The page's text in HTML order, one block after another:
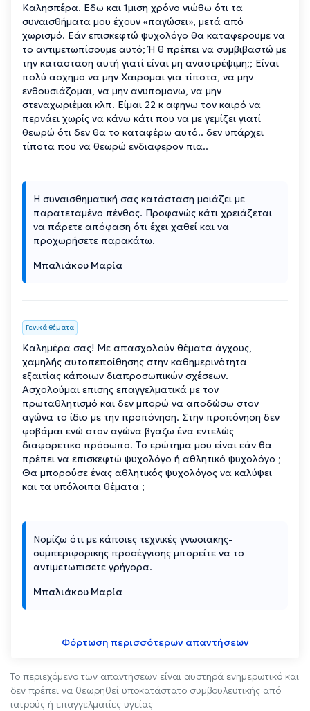
Καλησπέρα. Εδω και 1μιση χρόνο νιώθω ότι τα
συναισθήματα μου έχουν «παγώσει», μετά από
χωρισμό. Εάν επισκεφτώ ψυχολόγο θα καταφερουμε να
το αντιμετωπίσουμε αυτό; Ή θ πρέπει να συμβιβαστώ με
την κατασταση αυτή γιατί είναι μη αναστρέψιμη;; Είναι
πολύ ασχημο να μην Χαιρομαι για τίποτα, να μην
ενθουσιάζομαι, να μην ανυπομονω, να μην
στεναχωριέμαι κλπ. Είμαι 22 κ αφηνω τον καιρό να
περνάει χωρίς να κάνω κάτι που να με γεμίζει γιατί
θεωρώ ότι δεν θα το καταφέρω αυτό.. δεν υπάρχει
τίποτα που να θεωρώ ενδιαφερον πια..
Η συναισθηματική σας κατάσταση μοιάζει με
παρατεταμένο πένθος. Προφανώς κάτι χρειάζεται
να πάρετε απόφαση ότι έχει χαθεί και να
προχωρήσετε παρακάτω.
Μπαλιάκου Μαρία
Γενικά θέματα
Καλημέρα σας! Με απασχολούν θέματα άγχους,
χαμηλής αυτοπεποίθησης στην καθημερινότητα
εξαιτίας κάποιων διαπροσωπικών σχέσεων.
Ασχολούμαι επισης επαγγελματικά με τον
πρωταθλητισμό και δεν μπορώ να αποδώσω στον
αγώνα το ίδιο με την προπόνηση. Στην προπόνηση δεν
φοβάμαι ενώ στον αγώνα βγαζω ένα εντελώς
διαφορετικο πρόσωπο. Το ερώτημα μου είναι εάν θα
πρέπει να επισκεφτώ ψυχολόγο ή αθλητικό ψυχολόγο ;
Θα μπορούσε ένας αθλητικός ψυχολόγος να καλύψει
και τα υπόλοιπα θέματα ;
Νομίζω ότι με κάποιες τεχνικές γνωσιακης-
συμπεριφορικης προσέγγισης μπορείτε να το
αντιμετωπισετε γρήγορα.
Μπαλιάκου Μαρία
Φόρτωση περισσότερων απαντήσεων
Το περιεχόμενο των απαντήσεων είναι αυστηρά ενημερωτικό και
δεν πρέπει να θεωρηθεί υποκατάστατο συμβουλευτικής από
ιατρούς ή επαγγελματίες υγείας